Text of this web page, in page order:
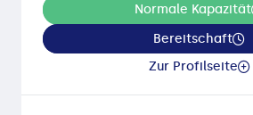
Normale Kapazität
Bereitschaft
Zur Profilseite